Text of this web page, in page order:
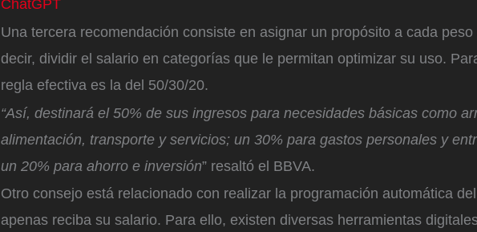
ChatGPT
Una tercera recomendación consiste en asignar un propósito a cada
decir, dividir el salario en categorías que le permitan optimizar su uso.
regla efectiva es la del 50/30/20.
“Así, destinará el 50% de sus ingresos para necesidades básicas como
alimentación, transporte y servicios; un 30% para gastos personales y
un 20% para ahorro e inversión” resaltó el BBVA.
Otro consejo está relacionado con realizar la programación automática
apenas reciba su salario. Para ello, existen diversas herramientas